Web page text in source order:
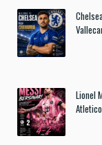
Lionel